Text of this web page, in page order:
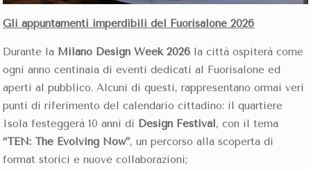
Gli appuntamenti imperdibili del Fuorisalone 2026
Durante la Milano Design Week 2026 la città ospiterà come
ogni anno centinaia di eventi dedicati al Fuorisalone ed
aperti al pubblico. Alcuni di questi, rappresentano ormai veri
punti di riferimento del calendario cittadino: il quartiere
Isola festeggerà 10 anni di Design Festival , con il tema
“TEN: The Evolving Now”, un percorso alla scoperta di
format storici e nuove collaborazioni;